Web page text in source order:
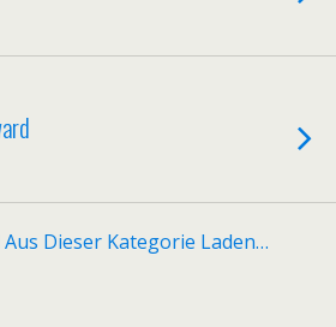
Dieser Kategorie Laden…